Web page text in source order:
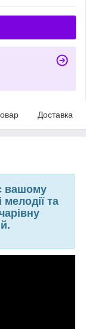
Доставка
вашому
та